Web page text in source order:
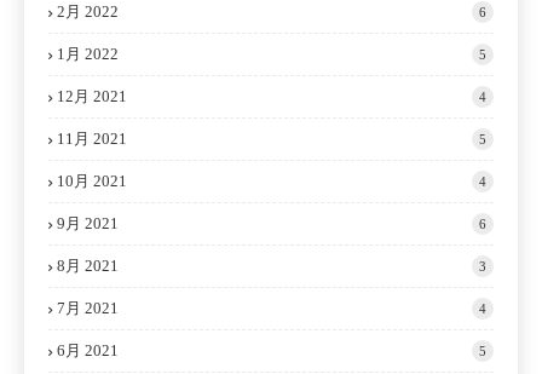
2月 2022 6
1月 2022 5
12月 2021 4
11月 2021 5
10月 2021 4
9月 2021 6
8月 2021 3
7月 2021 4
6月 2021 5